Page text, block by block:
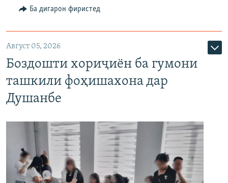
Ба дигарон фиристед
Август 05, 2026
Боздошти хориҷиён ба гумони
ташкили фоҳишахона дар
Душанбе